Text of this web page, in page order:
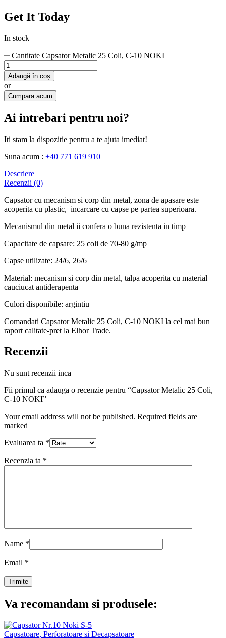
Get It Today
In stock
Cantitate Capsator Metalic 25 Coli, C-10 NOKI
Adaugă în coș
or
Cumpara acum
Ai intrebari pentru noi?
Iti stam la dispozitie pentru a te ajuta imediat!
Suna acum : +40 771 619 910
Descriere
Recenzii (0)
Capsator cu mecanism si corp din metal, zona de apasare este
acoperita cu plastic, incarcare cu capse pe partea superioara.
Mecanismul din metal ii confera o buna rezistenta in timp
Capacitate de capsare: 25 coli de 70-80 g/mp
Capse utilizate: 24/6, 26/6
Material: mecanism si corp din metal, talpa acoperita cu material
cauciucat antiderapenta
Culori disponibile: argintiu
Comandati Capsator Metalic 25 Coli, C-10 NOKI la cel mai bun
raport calitate-pret la Elhor Trade.
Recenzii
Nu sunt recenzii inca
Fii primul ca adauga o recenzie pentru “Capsator Metalic 25 Coli,
C-10 NOKI”
Your email address will not be published. Required fields are
marked
Evaluarea ta *
Recenzia ta *
Name *
Email *
Va recomandam si produsele:
Capsatoare, Perforatoare si Decapsatoare